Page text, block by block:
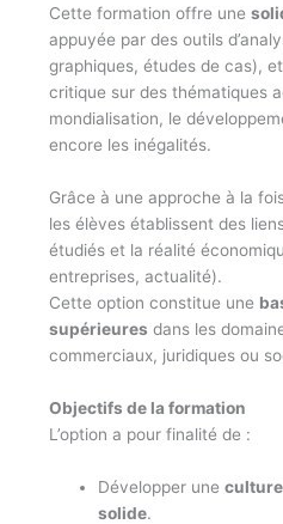
Cette formation offre une
appuyée par des outils
graphiques, études de cas),
critique sur des thématiques
mondialisation, le
encore les inégalités.
Grâce à une approche à la
les élèves établissent des
étudiés et la réalité
entreprises, actualité).
Cette option constitue une
supérieures dans les
commerciaux, juridiques ou
Objectifs de la formation
L’option a pour finalité de :
Développer une
solide.